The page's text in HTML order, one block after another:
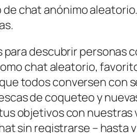
chat anónimo
descubrir personas
chat aleatorio,
todos conversen con
de coqueteo y
objetivos con nuestras
sin registrarse – hasta